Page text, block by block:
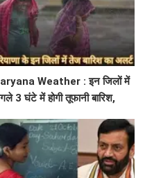
Weather : इन जिलों में
3 घंटे में होगी तूफानी बारिश,